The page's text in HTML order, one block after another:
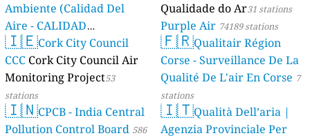
Ambiente (Calidad Del
Aire - CALIDAD
AMBIENTAL) 23 stations
🇮🇪Cork City Council
CCC Cork City Council Air
Monitoring Project53
stations
🇮🇳CPCB - India Central
Pollution Control Board 586
Qualidade do Ar31 stations
Purple Air 74189 stations
🇫🇷Qualitair Région
Corse - Surveillance De La
Qualité De L'air En Corse 7
stations
🇮🇹Qualità Dell’aria |
Agenzia Provinciale Per